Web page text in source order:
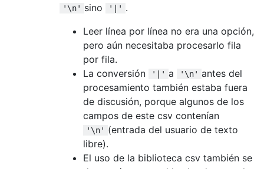
'\n' sino '|' .
Leer línea por línea no era una opción,
pero aún necesitaba procesarlo fila
por fila.
La conversión
'|' a '\n' antes del
procesamiento también estaba fuera
de discusión, porque algunos de los
campos de este csv contenían
'\n' (entrada del usuario de texto
libre).
El uso de la biblioteca csv también se